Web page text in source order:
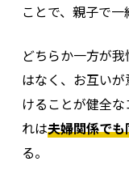
ことで、親子で一
どちらか一方が
はなく、お互い
けることが健全
れは夫婦関係で
る。